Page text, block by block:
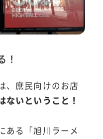
！
、庶民向けのお店
ないということ！
ある「旭川ラーメ